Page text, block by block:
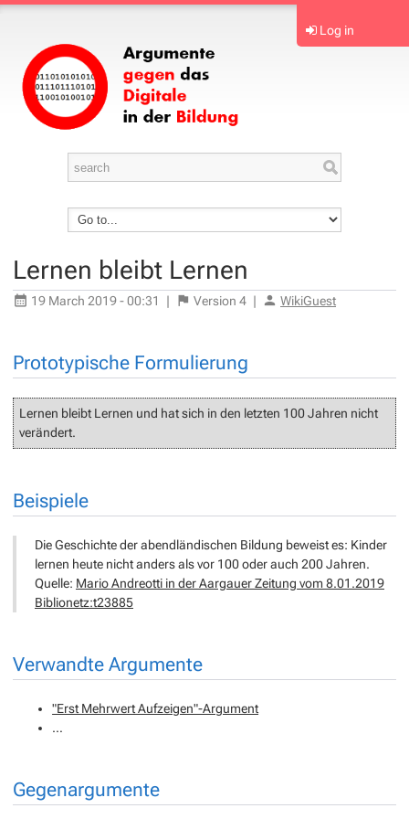
Log in
Lernen bleibt Lernen
19 March 2019 - 00:31 | Version 4 | WikiGuest
Prototypische Formulierung
Lernen bleibt Lernen und hat sich in den letzten 100 Jahren nicht
verändert.
Beispiele
Die Geschichte der abendländischen Bildung beweist es: Kinder
lernen heute nicht anders als vor 100 oder auch 200 Jahren.
Quelle: Mario Andreotti in der Aargauer Zeitung vom 8.01.2019
Biblionetz:t23885
Verwandte Argumente
"Erst Mehrwert Aufzeigen"-Argument
…
Gegenargumente